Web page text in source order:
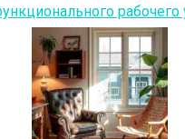
рабочего